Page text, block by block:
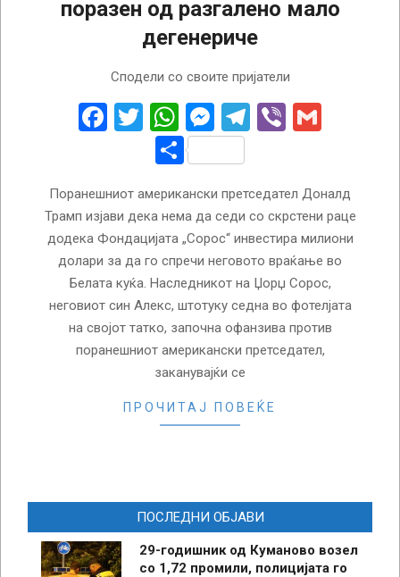
поразен од разгалено мало
дегенериче
Сподели со своите пријатели
Facebook
Twitter
WhatsApp
Messenger
Telegram
Viber
Share
Поранешниот американски претседател Доналд
Трамп изјави дека нема да седи со скрстени раце
додека Фондацијата „Сорос“ инвестира милиони
долари за да го спречи неговото враќање во
Белата куќа. Наследникот на Џорџ Сорос,
неговиот син Алекс, штотуку седна во фотелјата
на својот татко, започна офанзива против
поранешниот американски претседател,
заканувајќи се
ПРОЧИТАЈ ПОВЕЌЕ
ПОСЛЕДНИ ОБЈАВИ
29-годишник од Куманово возел
со 1,72 промили, полицијата го